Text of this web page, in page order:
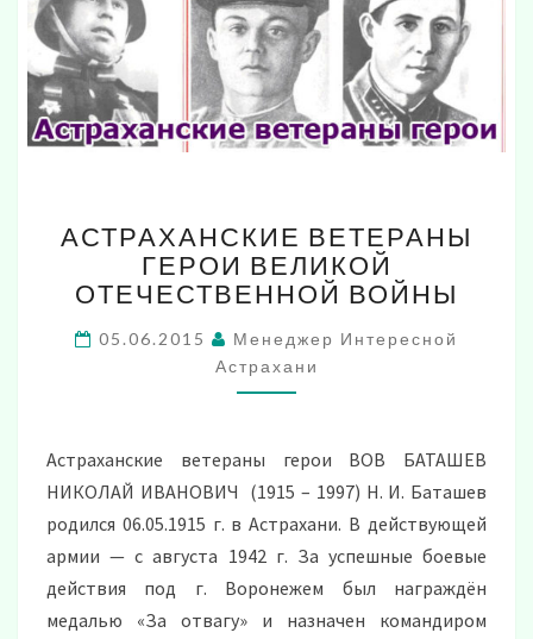
ВЕТЕРАНЫ
ГЕРОИ
ВЕЛИКОЙ
ВОЙНЫ
АСТРАХАНСКИЕ ВЕТЕРАНЫ
ГЕРОИ ВЕЛИКОЙ
ОТЕЧЕСТВЕННОЙ ВОЙНЫ
05.06.2015
Менеджер Интересной
Астрахани
Астраханские ветераны герои ВОВ БАТАШЕВ
НИКОЛАЙ ИВАНОВИЧ (1915 – 1997) Н. И. Баташев
родился 06.05.1915 г. в Астрахани. В действующей
армии — с августа 1942 г. За успешные боевые
действия под г. Воронежем был награждён
медалью «За отвагу» и назначен командиром